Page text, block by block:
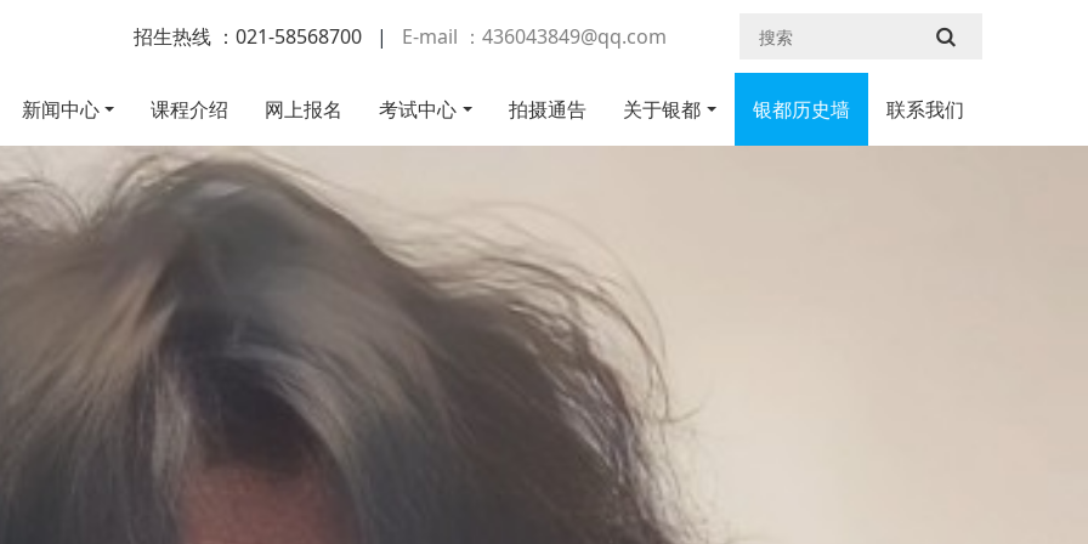
招生热线 ：021-58568700 | E-mail ：436043849@qq.com
新闻中心 课程介绍 网上报名 考试中心 拍摄通告 关于银都 银都历史墙 联系我们